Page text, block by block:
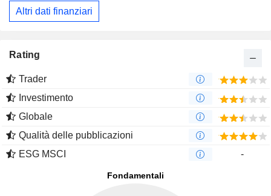
Altri dati finanziari
Rating
Trader
Investimento
Globale
Qualità delle pubblicazioni
ESG MSCI
-